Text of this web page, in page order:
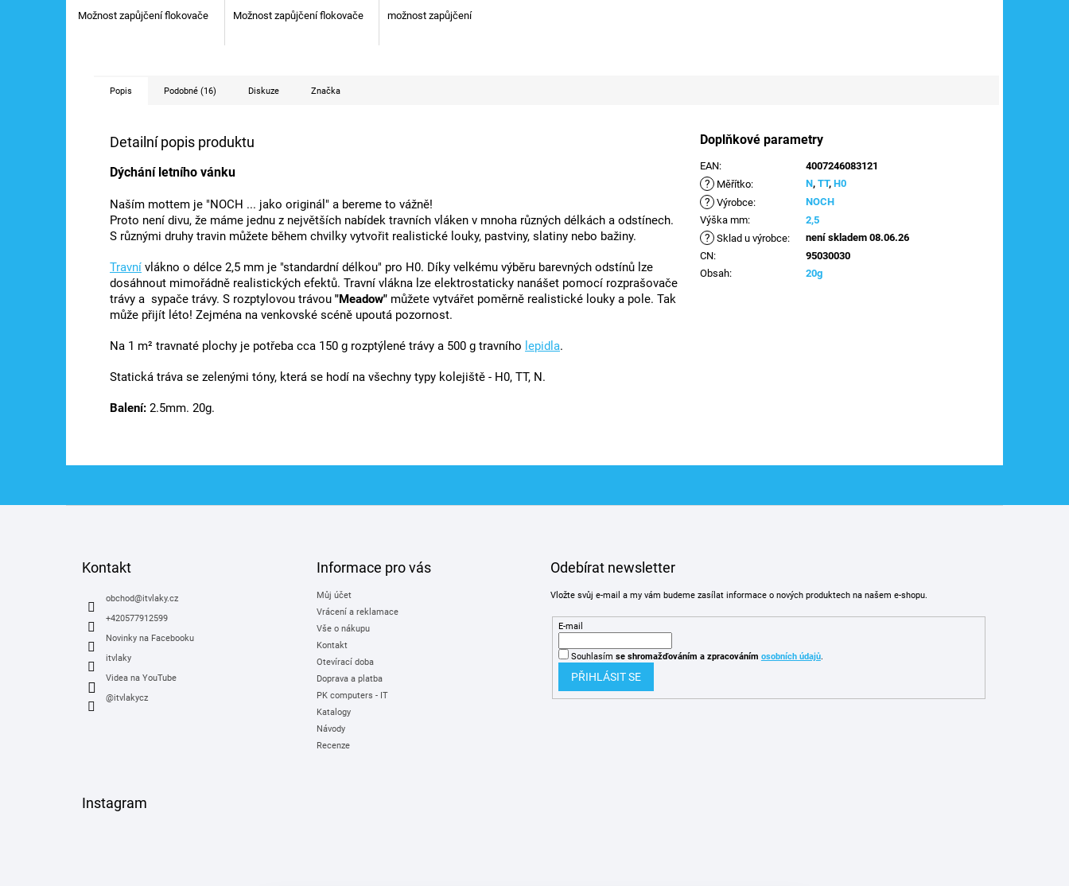
Možnost zapůjčení flokovače Možnost zapůjčení flokovače možnost zapůjčení
Popis Podobné (16) Diskuze Značka
Detailní popis produktu
Dýchání letního vánku
Naším mottem je "NOCH ... jako originál" a bereme to vážně!
Proto není divu, že máme jednu z největších nabídek travních vláken v mnoha různých délkách a odstínech.
S různými druhy travin můžete během chvilky vytvořit realistické louky, pastviny, slatiny nebo bažiny.
Travní vlákno o délce 2,5 mm je "standardní délkou" pro H0. Díky velkému výběru barevných odstínů lze
dosáhnout mimořádně realistických efektů. Travní vlákna lze elektrostaticky nanášet pomocí rozprašovače
trávy a sypače trávy. S rozptylovou trávou "Meadow" můžete vytvářet poměrně realistické louky a pole. Tak
může přijít léto! Zejména na venkovské scéně upoutá pozornost.
Na 1 m² travnaté plochy je potřeba cca 150 g rozptýlené trávy a 500 g travního lepidla.
Statická tráva se zelenými tóny, která se hodí na všechny typy kolejiště - H0, TT, N.
Balení: 2.5mm. 20g.
Doplňkové parametry
EAN: 4007246083121
? Měřítko: N,TT,H0
? Výrobce:
NOCH
Výška mm: 2,5
? Sklad u výrobce:
není skladem 08.06.26
CN:
95030030
Obsah: 20g
Kontakt
obchod@itvlaky.cz
+420577912599
Novinky na Facebooku
itvlaky
Videa na YouTube
@itvlakycz
Informace pro vás
Můj účet
Vrácení a reklamace
Vše o nákupu
Kontakt
Otevírací doba
Doprava a platba
PK computers - IT
Katalogy
Návody
Recenze
Odebírat newsletter
Vložte svůj e-mail a my vám budeme zasílat informace o nových produktech na našem e-shopu.
E-mail
Souhlasím se shromažďováním a zpracováním osobních údajů.
PŘIHLÁSIT SE
Instagram